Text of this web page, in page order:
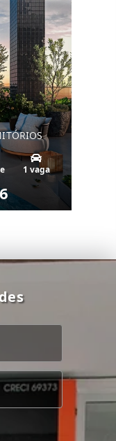
1 vaga